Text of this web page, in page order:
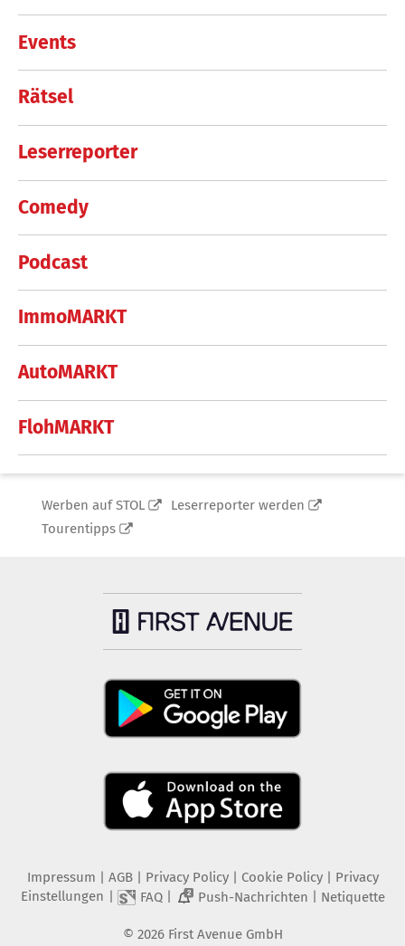
Events
Rätsel
Leserreporter
Comedy
Podcast
ImmoMARKT
AutoMARKT
FlohMARKT
Werben auf STOL
Leserreporter werden
Tourentipps
Impressum AGB Privacy Policy| Cookie Policy| Privacy
Einstellungen
FAQ| 2 Push-Nachrichten Netiquette
© 2026 First Avenue GmbH